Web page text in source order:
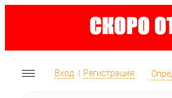
Вход Регистрация